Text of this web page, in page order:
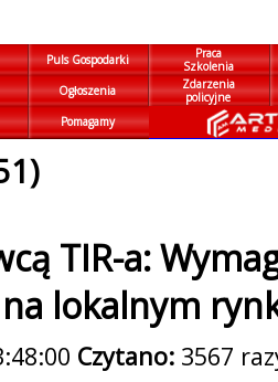
Puls Gospodarki
Praca
Szkolenia
Ogłoszenia
Zdarzenia
policyjne
Pomagamy
TIR-a:
lokalnym
Czytano: 3567